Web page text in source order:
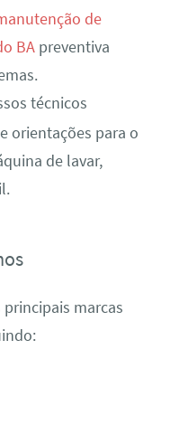
de
BApreventiva
técnicos
orientações para o
de lavar,
marcas